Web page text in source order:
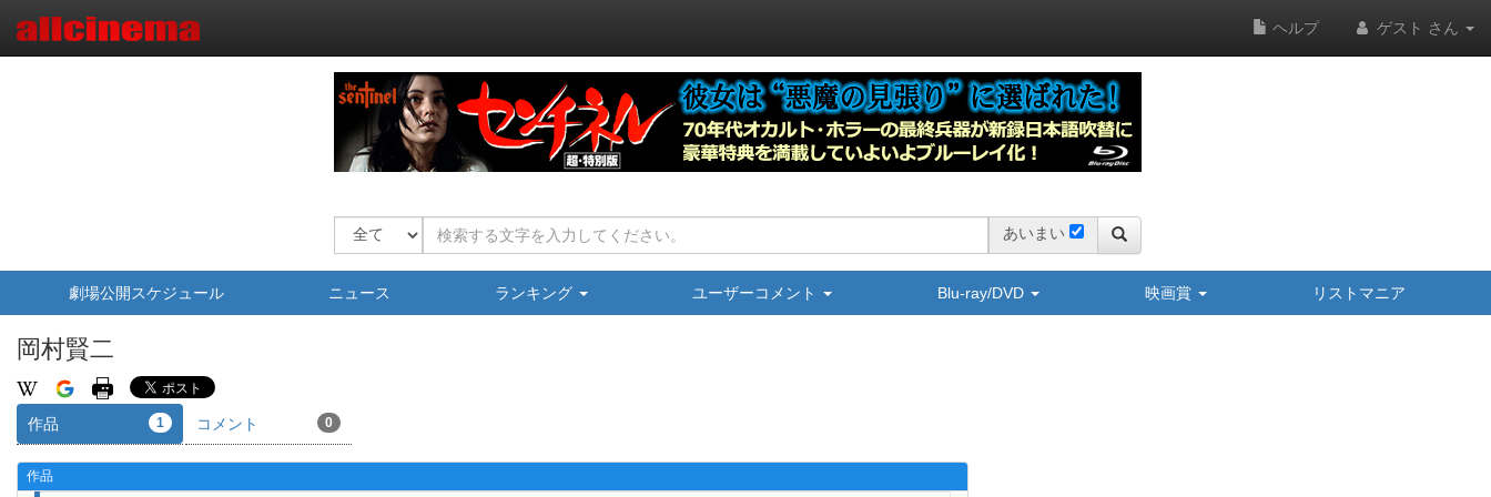
ヘルプ ゲスト さん
あいまい
劇場公開スケジュール ニュース ランキング ユーザーコメント Blu-ray/DVD 映画賞 リストマニア
岡村賢二
作品 1 コメント 0
作品